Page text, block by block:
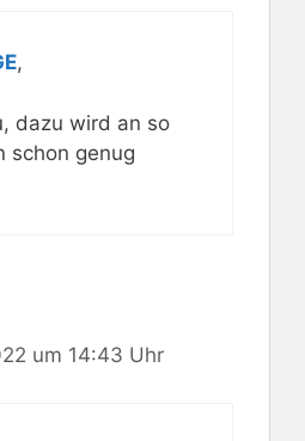
,
dazu wird an so
schon genug
um 14:43 Uhr